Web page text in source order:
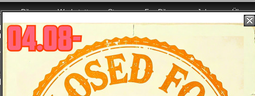
Bikes Werkstatt Store For Bikers Jobs Über
18.08. wieder mit voller Power für Euch da!
August 2022: Blaue-Donau-Tour mit
machten diese Sonntagstour durch idyllische Donaudörfer und -
am Blautopf - wo denn sonst?